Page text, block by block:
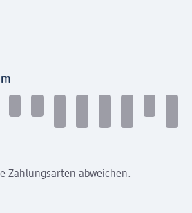
Zahlungsarten abweichen.